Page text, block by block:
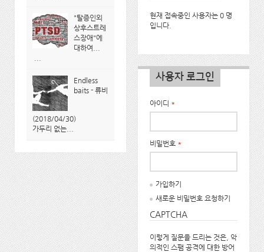
"탈증인외
상후스트레
스장애"에
대하여...
Endless
baits - 류비
(2018/04/30)
가두리 없는...
현재 접속중인 사용자는 0 명
입니다.
사용자 로그인
아이디 *
비밀번호 *
가입하기
새로운 비밀번호 요청하기
CAPTCHA
이렇게 질문을 드리는 것은, 악
의적인 스팸 공격에 대한 방어